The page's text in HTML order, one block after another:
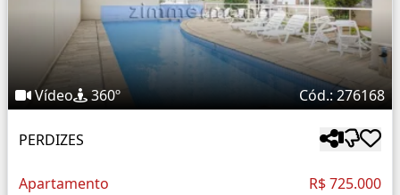
Vídeo 360º Cód.: 276168
PERDIZES
Apartamento R$ 725.000